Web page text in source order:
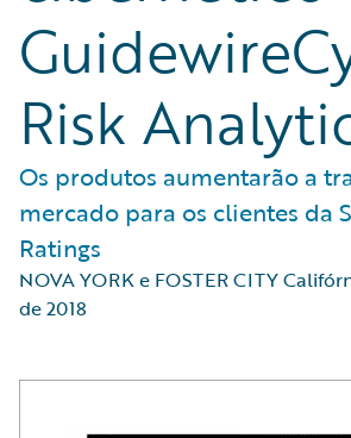
Risk
Os produtos aumentarão a
mercado para os clientes da
Ratings
NOVA YORK e FOSTER CITY
de 2018